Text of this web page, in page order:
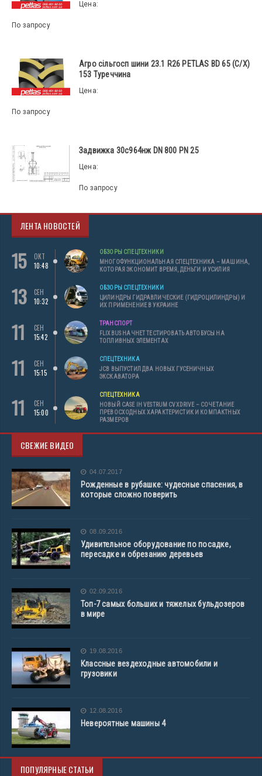
Цена:
По запросу
Агро сільгосп шини 23.1 R26 PETLAS BD 65 (С/Х)
153 Туреччина
Цена:
По запросу
Задвижка 30с964нж DN 800 PN 25
Цена:
По запросу
ЛЕНТА НОВОСТЕЙ
15
ОКТ
10:48
ОБЗОРЫ СПЕЦТЕХНИКИ
МНОГОФУНКЦИОНАЛЬНАЯ СПЕЦТЕХНИКА – МАШИНА,
КОТОРАЯ ЭКОНОМИТ ВРЕМЯ, ДЕНЬГИ И УСИЛИЯ
13
СЕН
10:32
ОБЗОРЫ СПЕЦТЕХНИКИ
ЦИЛИНДРЫ ГИДРАВЛИЧЕСКИЕ (ГИДРОЦИЛИНДРЫ) И
ИХ ПРИМЕНЕНИЕ В УКРАИНЕ
11
СЕН
15:42
ТРАНСПОРТ
FLIXBUS НАЧНЕТ ТЕСТИРОВАТЬ АВТОБУСЫ НА
ТОПЛИВНЫХ ЭЛЕМЕНТАХ
11
СЕН
15:15
СПЕЦТЕХНИКА
JCB ВЫПУСТИЛ ДВА НОВЫХ ГУСЕНИЧНЫХ
ЭКСКАВАТОРА
11
СЕН
15:00
СПЕЦТЕХНИКА
НОВЫЙ CASE IH VESTRUM CVXDRIVE – СОЧЕТАНИЕ
ПРЕВОСХОДНЫХ ХАРАКТЕРИСТИК И КОМПАКТНЫХ
РАЗМЕРОВ
СВЕЖИЕ ВИДЕО
04.07.2017
Рожденные в рубашке: чудесные спасения, в
которые сложно поверить
08.09.2016
Удивительное оборудование по посадке,
пересадке и обрезанию деревьев
02.09.2016
Топ-7 самых больших и тяжелых бульдозеров
в мире
19.08.2016
Классные вездеходные автомобили и
грузовики
12.08.2016
Невероятные машины 4
ПОПУЛЯРНЫЕ СТАТЬИ